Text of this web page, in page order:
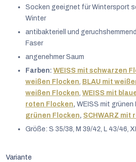
Socken geeignet für Wintersport
Winter
antibakteriell und
Faser
angenehmer Saum
Farben: WEISS mit schwarzen
weißen Flocken, BLAU mit
weißen Flocken, WEISS mit
roten Flocken, WEISS mit grünen
grünen Flocken, SCHWARZ mit
Größe: S 35/38, M 39/42, L 43/46,
Variante